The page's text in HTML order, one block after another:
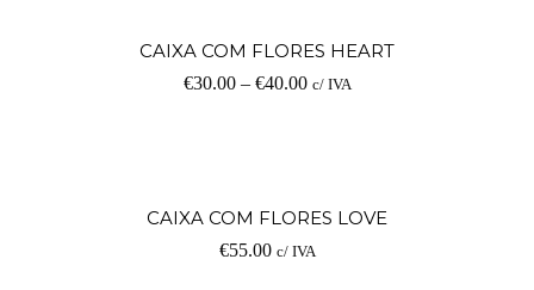
CAIXA COM FLORES HEART
€30.00– €40.00 c/ IVA
CAIXA COM FLORES LOVE
€55.00 c/ IVA